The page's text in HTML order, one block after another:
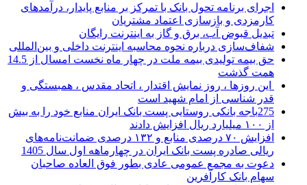
اجرای برنامه تحول بانک با تمرکز بر منابع پایدار، درآمدهای
کارمزدی و بازسازی اعتماد مشتریان
تبدیل قبوض آب، برق و گاز به اینترنت رایگان
شفاف‌سازی درباره نحوه محاسبه اینترنت داخلی و بین‌المللی
حق بیمه تولیدی بیمه ملت در چهار ماه نخست امسال از 14.5
همت گذشت
این روزها ، روز نمایش اقتدار ، اتحاد مقدس ، همبستگی و
قدر شناسی از امام شهید است
275باجه بانکی روستایی پست بانک ایران منابع خود را به بیش
از ۱۰۰ میلیارد ریال افزایش دادند
افزایش ۷۰ درصدی منابع و ۱۳۲ درصدی ضمانت‌نامه‌های
ریالی صادره پست بانک ایران در چهارماهه اول سال 1405
دعوت به مجمع عمومی عادی بطور فوق العاده صاحبان
سهام بانک کارآفرین